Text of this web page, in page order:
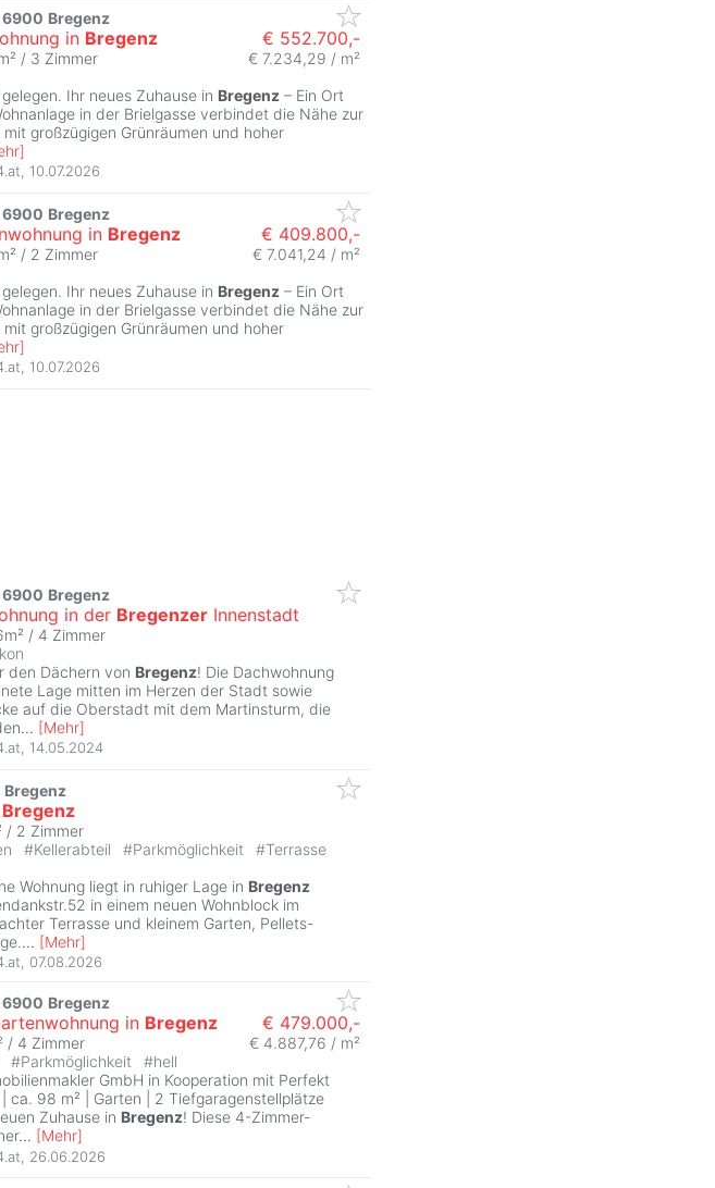
6900 Bregenz
in Bregenz € 552.700,-
/ 3 Zimmer
€ 7.234,29 / m²
Ihr neues Zuhause in Bregenz – Ein Ort
in der Brielgasse verbindet die Nähe zur
großzügigen Grünräumen und hoher
]
10.07.2026
6900 Bregenz
in Bregenz € 409.800,-
/ 2 Zimmer
€ 7.041,24 / m²
Ihr neues Zuhause in Bregenz – Ein Ort
in der Brielgasse verbindet die Nähe zur
großzügigen Grünräumen und hoher
]
10.07.2026
6900 Bregenz
in der Bregenzer Innenstadt
/ 4 Zimmer
den Dächern von Bregenz! Die Dachwohnung
Lage mitten im Herzen der Stadt sowie
auf die Oberstadt mit dem Martinsturm, die
... [Mehr]
14.05.2024
Bregenz
Bregenz
/ 2 Zimmer
#Kellerabteil #Parkmöglichkeit #Terrasse
Wohnung liegt in ruhiger Lage in Bregenz
in einem neuen Wohnblock im
Terrasse und kleinem Garten, Pellets-
... [Mehr]
07.08.2026
6900 Bregenz
in Bregenz € 479.000,-
/ 4 Zimmer
€ 4.887,76 / m²
#Parkmöglichkeit #hell
GmbH in Kooperation mit Perfekt
ca. 98 m² | Garten | 2 Tiefgaragenstellplätze
Zuhause in Bregenz! Diese 4-Zimmer-
... [Mehr]
26.06.2026